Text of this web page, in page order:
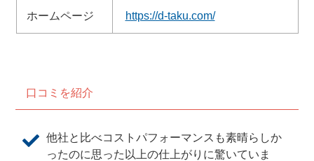
ホームページ https://d-taku.com/
口コミを紹介
他社と比べコストパフォーマンスも素晴らしか
ったのに思った以上の仕上がりに驚いていま